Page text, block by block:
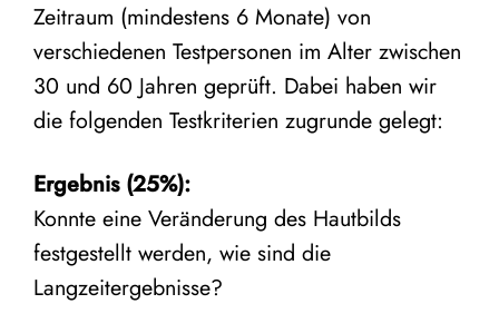
Zeitraum (mindestens 6 Monate) von
verschiedenen Testpersonen im Alter zwischen
30 und 60 Jahren geprüft. Dabei haben wir
die folgenden Testkriterien zugrunde gelegt:
Ergebnis (25%):
Konnte eine Veränderung des Hautbilds
festgestellt werden, wie sind die
Langzeitergebnisse?